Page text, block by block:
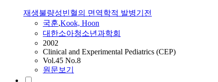
재생불량성빈혈의 면역학적 발병기전
국훈,Kook, Hoon
대한소아청소년과학회
2002
Clinical and Experimental Pediatrics (CEP)
Vol.45 No.8
원문보기